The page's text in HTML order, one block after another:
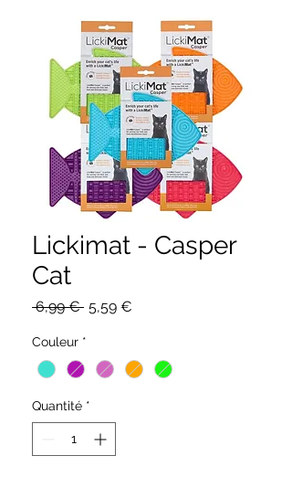
Lickimat - Casper
Cat
6,99 € Prix
5,59 €
Couleur *
Quantité *